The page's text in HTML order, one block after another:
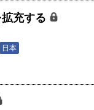
充する
日本